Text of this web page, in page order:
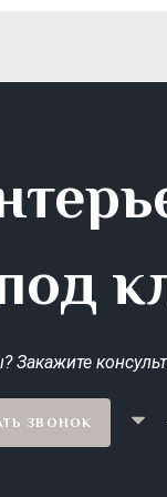
Закажите
ЗВОНОК